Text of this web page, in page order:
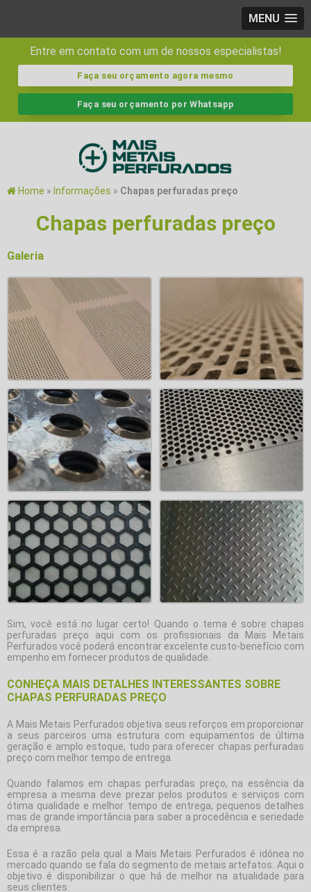
MENU
Entre em contato com um de nossos especialistas!
Faça seu orçamento agora mesmo
Faça seu orçamento por Whatsapp
Home » Informações » Chapas perfuradas preço
Chapas perfuradas preço
Galeria
Sim, você está no lugar certo! Quando o tema é sobre chapas
perfuradas preço aqui com os profissionais da Mais Metais
Perfurados você poderá encontrar excelente custo-benefício com
empenho em fornecer produtos de qualidade.
CONHEÇA MAIS DETALHES INTERESSANTES SOBRE
CHAPAS PERFURADAS PREÇO
A Mais Metais Perfurados objetiva seus reforços em proporcionar
a seus parceiros uma estrutura com equipamentos de última
geração e amplo estoque, tudo para oferecer chapas perfuradas
preço com melhor tempo de entrega.
Quando falamos em chapas perfuradas preço, na essência da
empresa a mesma deve prezar pelos produtos e serviços com
ótima qualidade e melhor tempo de entrega, pequenos detalhes
mas de grande importância para saber a procedência e seriedade
da empresa.
Essa é a razão pela qual a Mais Metais Perfurados é idônea no
mercado quando se fala do segmento de metais artefatos. Aqui o
objetivo é disponibilizar o que há de melhor na atualidade para
seus clientes.